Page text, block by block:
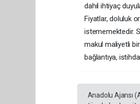
dahil ihtiyaç
Fiyatlar, doluluk
istememektedir.
makul maliyetli bir
bağlantıya,
Anadolu Ajansı